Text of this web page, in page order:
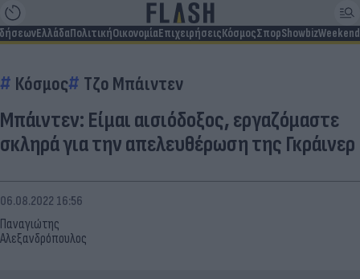
ΕλλάδαΠολιτικήΟικονομίαΕπιχειρήσειςΚόσμοςΣπορShowbizWeekend
Κόσμος Τζο Μπάιντεν
Μπάιντεν: Είμαι αισιόδοξος, εργαζόμαστε
σκληρά για την απελευθέρωση της Γκράινερ
Παναγιώτης
Αλεξανδρόπουλος
06.08.2022 16:56